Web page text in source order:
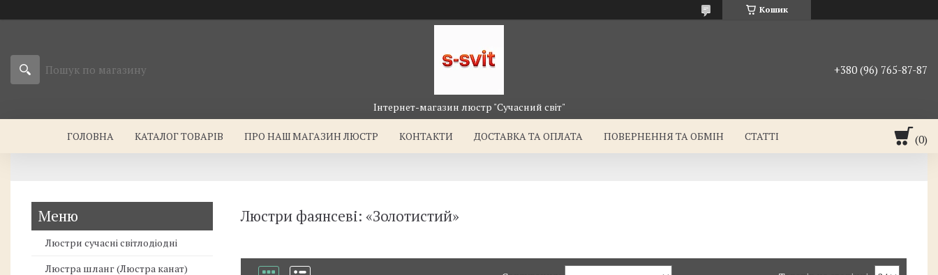
Кошик
Інтернет-магазин люстр "Сучасний світ"
+380 (96) 765-87-87
ГОЛОВНА КАТАЛОГ ТОВАРІВ ПРО НАШ МАГАЗИН ЛЮСТР КОНТАКТИ ДОСТАВКА ТА ОПЛАТА ПОВЕРНЕННЯ ТА ОБМІН СТАТТІ
Люстри фаянсеві: «Золотистий»
Люстри сучасні світлодіодні
Люстра шланг (Люстра канат)